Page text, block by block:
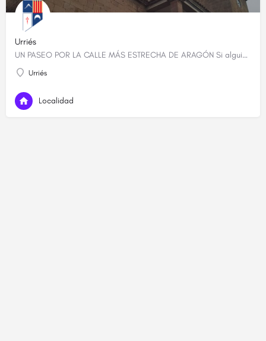
Urriés
UN PASEO POR LA CALLE MÁS ESTRECHA DE ARAGÓN Si alguien quiere descubrir cuál es la calle más estrecha de…
Urriés
Localidad